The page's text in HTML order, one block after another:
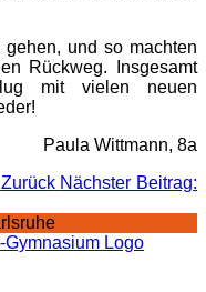
und so machten
Rückweg. Insgesamt
mit vielen neuen
Paula Wittmann, 8a
Zurück Nächster Beitrag: